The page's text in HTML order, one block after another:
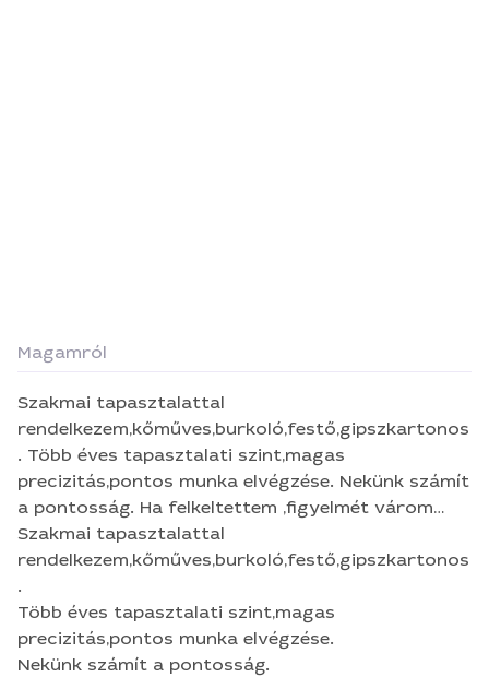
Magamról
Szakmai tapasztalattal
rendelkezem,kőműves,burkoló,festő,gipszkartonos
. Több éves tapasztalati szint,magas
precizitás,pontos munka elvégzése. Nekünk számít
a pontosság. Ha felkeltettem ,figyelmét várom
jelentkezését. tel:06205558225 Email:
masaa0803@gmail.com
Szakmai tapasztalattal
rendelkezem,kőműves,burkoló,festő,gipszkartonos
.
Több éves tapasztalati szint,magas
precizitás,pontos munka elvégzése.
Nekünk számít a pontosság.